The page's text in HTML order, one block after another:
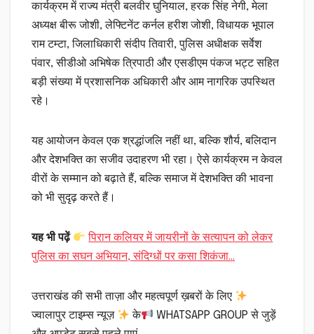
कार्यक्रम में राज्य मंत्री बलवीर घुनियाल, हरक सिंह नेगी, मेला
अध्यक्ष बीरू जोशी, लेफ्टिनेंट कर्नल हरीश जोशी, विधायक भूपाल
राम टम्टा, जिलाधिकारी संदीप तिवारी, पुलिस अधीक्षक सर्वेश
पंवार, सीडीओ अभिषेक त्रिपाठी और एसडीएम पंकज भट्ट सहित
बड़ी संख्या में प्रशासनिक अधिकारी और आम नागरिक उपस्थित
रहे।
यह आयोजन केवल एक श्रद्धांजलि नहीं था, बल्कि शौर्य, बलिदान
और देशभक्ति का सजीव उदाहरण भी रहा। ऐसे कार्यक्रम न केवल
वीरों के सम्मान को बढ़ाते हैं, बल्कि समाज में देशभक्ति की भावना
को भी सुदृढ़ करते हैं।
यह भी पढ़ें
पिरान कलियर में जायरीनों के सत्यापन को लेकर
पुलिस का सघन अभियान, संदिग्धों पर कसा शिकंजा…
उत्तराखंड की सभी ताज़ा और महत्वपूर्ण ख़बरों के लिए
ज्वालापुर टाइम्स न्यूज़
के
WHATSAPP GROUP से जुड़ें